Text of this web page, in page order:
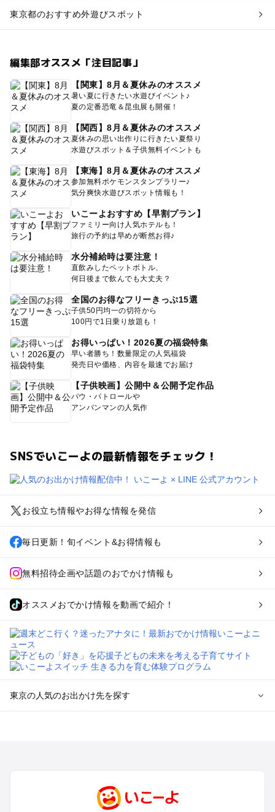
東京都のおすすめ外遊びスポット
編集部オススメ「注目記事」
【関東】8月＆夏休みのオススメ
暑い夏に行きたい水遊びイベント♪
夏の定番恐竜＆昆虫展も開催！
【関西】8月＆夏休みのオススメ
夏休みの思い出作りに行きたい夏祭り
水遊びスポット＆子供無料イベントも
【東海】8月＆夏休みのオススメ
参加無料ポケモンスタンプラリー♪
気分爽快水遊びスポット情報も！
いこーよおすすめ【早割プラン】
ファミリー向け人気ホテルも！
旅行の予約は早めが断然お得♪
水分補給時は要注意！
直飲みしたペットボトル、
何日後まで飲んでも大丈夫？
全国のお得なフリーきっぷ15選
子供50円均一の切符から
100円で1日乗り放題も！
お得いっぱい！2026夏の福袋特集
早い者勝ち！数量限定の人気福袋
発売日や価格、内容を最速でお届け
【子供映画】公開中＆公開予定作品
パウ・パトロールや
アンパンマンの人気作
SNSでいこーよの最新情報をチェック！
お役立ち情報やお得な情報を発信
毎日更新！旬イベント&お得情報も
無料招待企画や話題のおでかけ情報も
オススメおでかけ情報を動画で紹介！
東京の人気のお出かけ先を探す
町田・相模原・愛川・上野原のプールお出かけ
渋谷・原宿・恵比寿・中目黒・自由が丘のプールお出かけ